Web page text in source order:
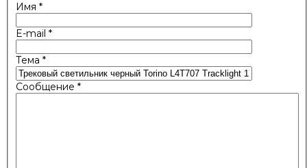
Имя *
E-mail *
Тема *
Сообщение *